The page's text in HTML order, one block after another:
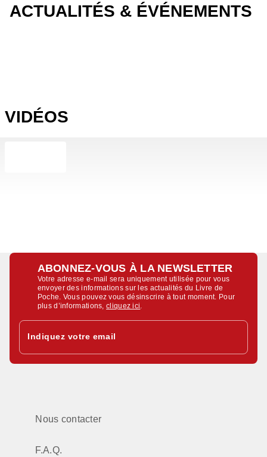
ACTUALITÉS & ÉVÉNEMENTS
VIDÉOS
ABONNEZ-VOUS À LA NEWSLETTER
Votre adresse e-mail sera uniquement utilisée pour vous
envoyer des informations sur les actualités du Livre de
Poche. Vous pouvez vous désinscrire à tout moment. Pour
plus d’informations,cliquez ici
Indiquez votre email
Nous contacter
F.A.Q.